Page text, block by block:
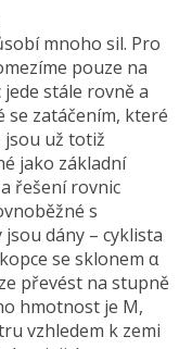
mnoho sil. Pro
pouze na
stále rovně a
se zatáčením, které
jsou už totiž
jako základní
řešení rovnic
s
dány – cyklista
se sklonem α
převést na stupně
hmotnost je M,
vzhledem k zemi